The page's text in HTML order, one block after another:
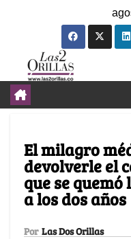
El milagro
devolverle el
que se quemó
a los dos años
Por Las Dos Orillas